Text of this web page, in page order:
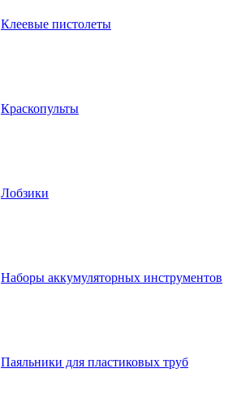
Клеевые пистолеты
Краскопульты
Лобзики
Наборы аккумуляторных инструментов
Паяльники для пластиковых труб